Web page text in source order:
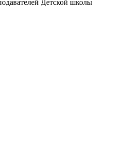
Детской школы